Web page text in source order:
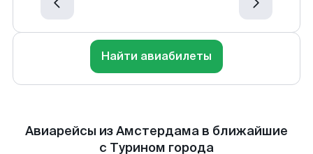
Найти авиабилеты
Авиарейсы из Амстердама в ближайшие
с Турином города